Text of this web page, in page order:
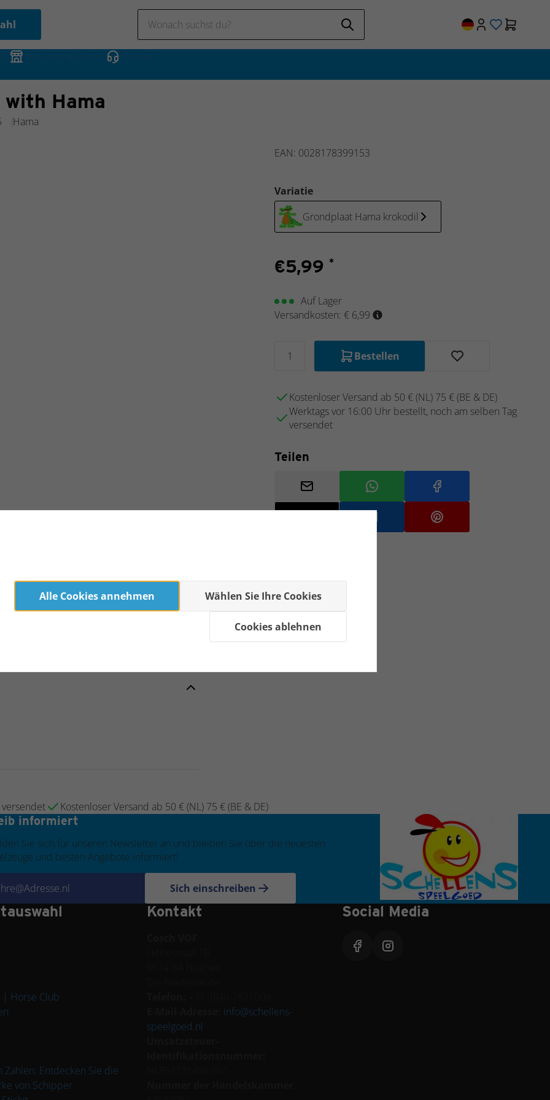
with Hama
Hama
EAN: 0028178399153
Variatie
Grondplaat Hama krokodil
€5,99 *
Auf Lager
Versandkosten: € 6,99
Bestellen
Kostenloser Versand ab 50 € (NL) 75 € (BE & DE)
Werktags vor 16:00 Uhr bestellt, noch am selben Tag
versendet
Teilen
Kostenloser Versand ab 50 € (NL) 75 € (BE & DE)
informiert
Sie sich für unseren Newsletter an und bleiben Sie über die neuesten
und besten Angebote informiert!
Sich einschreiben
| Horse Club
Zahlen: Entdecken Sie die
von Schipper
Kontakt
info@schellens-
speelgoed.nl
Social Media
Alle Cookies annehmen Wählen Sie Ihre Cookies
Cookies ablehnen